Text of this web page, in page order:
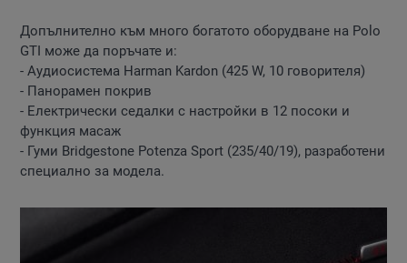
Допълнително към много богатото оборудване на Polo
GTI може да поръчате и:
- Аудиосистема Harman Kardon (425 W, 10 говорителя)
- Панорамен покрив
- Електрически седалки с настройки в 12 посоки и
функция масаж
- Гуми Bridgestone Potenza Sport (235/40/19), разработени
специално за модела.